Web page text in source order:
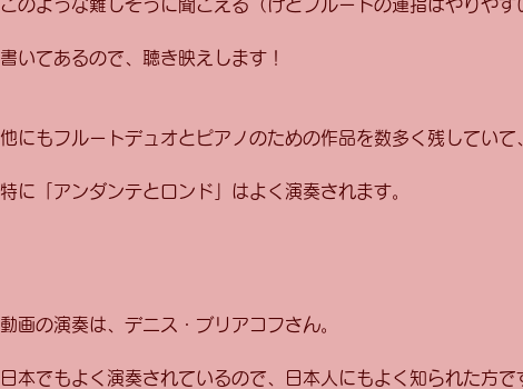
このような難しそうに聞こえる（けどフルートの運指はやりやす
書いてあるので、聴き映えします！
他にもフルートデュオとピアノのための作品を数多く残していて
特に「アンダンテとロンド」はよく演奏されます。
動画の演奏は、デニス・ブリアコフさん。
日本でもよく演奏されているので、日本人にもよく知られた方で